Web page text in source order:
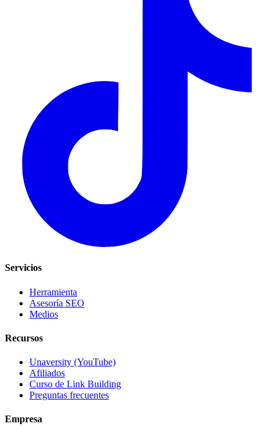
Servicios
Herramienta
Asesoría SEO
Medios
Recursos
Unaversity (YouTube)
Afiliados
Curso de Link Building
Preguntas frecuentes
Empresa